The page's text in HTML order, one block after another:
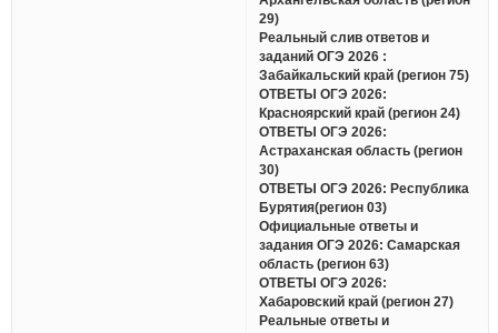
29)
Реальный слив ответов и
заданий ОГЭ 2026 :
Забайкальский край (регион 75)
ОТВЕТЫ ОГЭ 2026:
Красноярский край (регион 24)
ОТВЕТЫ ОГЭ 2026:
Астраханская область (регион
30)
ОТВЕТЫ ОГЭ 2026: Республика
Бурятия(регион 03)
Официальные ответы и
задания ОГЭ 2026: Самарская
область (регион 63)
ОТВЕТЫ ОГЭ 2026:
Хабаровский край (регион 27)
Реальные ответы и